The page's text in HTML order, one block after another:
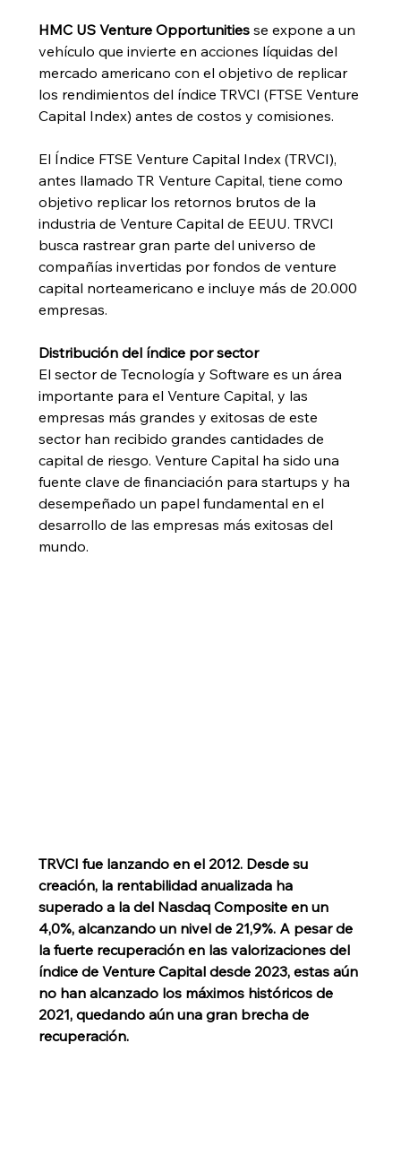
HMC US Venture Opportunities se expone a un
vehículo que invierte en acciones líquidas del
mercado americano con el objetivo de replicar
los rendimientos del índice TRVCI (FTSE Venture
Capital Index) antes de costos y comisiones.
El Índice FTSE Venture Capital Index (TRVCI),
antes llamado TR Venture Capital, tiene como
objetivo replicar los retornos brutos de la
industria de Venture Capital de EEUU. TRVCI
busca rastrear gran parte del universo de
compañías invertidas por fondos de venture
capital norteamericano e incluye más de 20.000
empresas.
Distribución del índice por sector
El sector de Tecnología y Software es un área
importante para el Venture Capital, y las
empresas más grandes y exitosas de este
sector han recibido grandes cantidades de
capital de riesgo. Venture Capital ha sido una
fuente clave de financiación para startups y ha
desempeñado un papel fundamental en el
desarrollo de las empresas más exitosas del
mundo.
TRVCI fue lanzando en el 2012. Desde su
creación, la rentabilidad anualizada ha
superado a la del Nasdaq Composite en un
4,0%, alcanzando un nivel de 21,9%. A pesar de
la fuerte recuperación en las valorizaciones del
índice de Venture Capital desde 2023, estas aún
no han alcanzado los máximos históricos de
2021, quedando aún una gran brecha de
recuperación.